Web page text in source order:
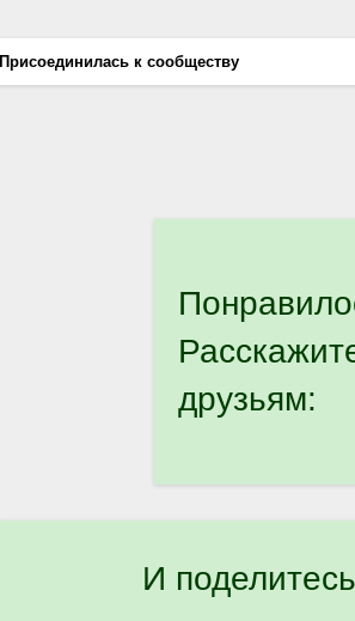
Присоединилась к сообществу
друзьям:
И